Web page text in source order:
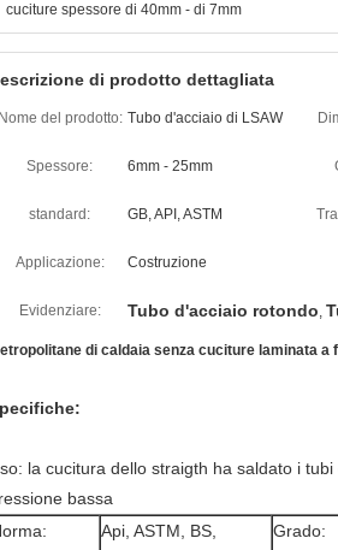
cuciture spessore di 40mm - di 7mm
di prodotto dettagliata
del prodotto: Tubo d'acciaio di LSAW
Spessore: 6mm - 25mm
standard: GB, API, ASTM
Applicazione: Costruzione
Evidenziare: Tubo d'acciaio rotondo,
di caldaia senza cuciture laminata a
la cucitura dello straigth ha saldato i
bassa
Api, ASTM, BS,
Grado: